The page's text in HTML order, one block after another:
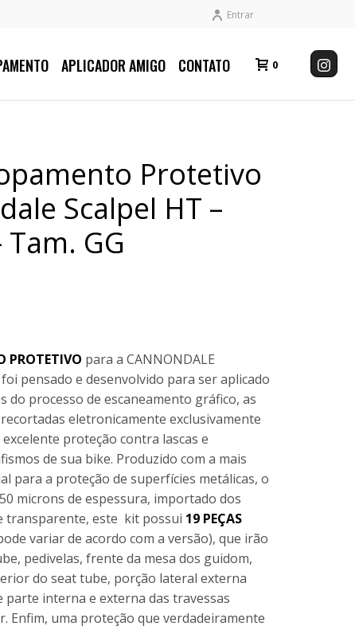
Entrar
APLICADOR AMIGO CONTATO 0
Protetivo
Scalpel HT –
GG
PROTETIVO para a CANNONDALE
foi pensado e desenvolvido para ser aplicado
do processo de escaneamento gráfico, as
eletronicamente exclusivamente
proteção contra lascas e
de sua bike. Produzido com a mais
para a proteção de superfícies metálicas, o
microns de espessura, importado dos
transparente, este kit possui 19 PEÇAS
variar de acordo com a versão), que irão
pedivelas, frente da mesa dos guidom,
do seat tube, porção lateral externa
parte interna e externa das travessas
Enfim, uma proteção que verdadeiramente